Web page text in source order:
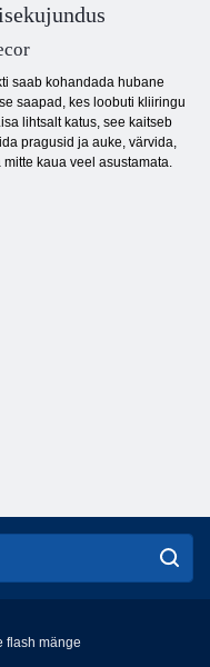
saab kohandada hubane
saapad, kes loobuti kliiringu
lihtsalt katus, see kaitseb
pragusid ja auke, värvida,
kaua veel asustamata.
flash mänge